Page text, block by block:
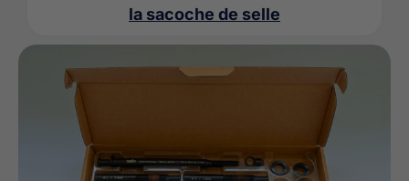
la sacoche de selle